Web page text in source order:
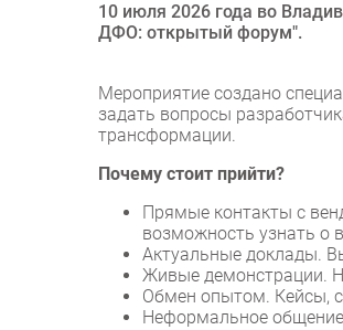
Мобильная связь
Интеграция
Рынок ПК
10 июля 2026 года во
ДФО: открытый форум".
Мероприятие создано
задать вопросы
трансформации.
Почему стоит прийти?
Прямые контакты с
возможность узнать о
Актуальные доклады.
Живые демонстрации.
Обмен опытом. Кейсы,
Неформальное